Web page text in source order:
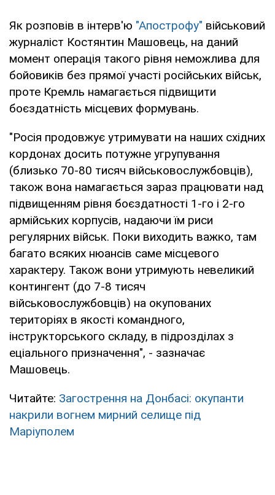
Як розповів в інтерв'ю "Апострофу" військовий
журналіст Костянтин Машовець, на даний
момент операція такого рівня неможлива для
бойовиків без прямої участі російських військ,
проте Кремль намагається підвищити
боєздатність місцевих формувань.
"Росія продовжує утримувати на наших східних
кордонах досить потужне угрупування
(близько 70-80 тисяч військовослужбовців),
також вона намагається зараз працювати над
підвищенням рівня боєздатності 1-го і 2-го
армійських корпусів, надаючи їм риси
регулярних військ. Поки виходить важко, там
багато всяких нюансів саме місцевого
характеру. Також вони утримують невеликий
контингент (до 7-8 тисяч
військовослужбовців) на окупованих
територіях в якості командного,
інструкторського складу, в підрозділах з
еціального призначення", - зазначає
Машовець.
Читайте: Загострення на Донбасі: окупанти
накрили вогнем мирний селище під
Маріуполем